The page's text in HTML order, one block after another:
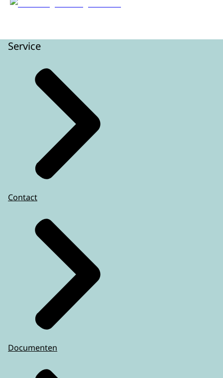
Service
Contact
Documenten